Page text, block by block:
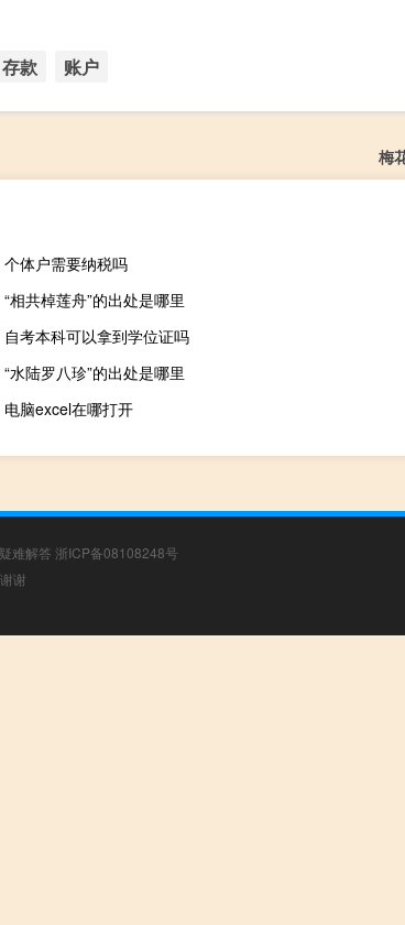
存款 账户
梅
个体户需要纳税吗
“相共棹莲舟”的出处是哪里
自考本科可以拿到学位证吗
“水陆罗八珍”的出处是哪里
电脑excel在哪打开
疑难解答 浙ICP备08108248号
谢